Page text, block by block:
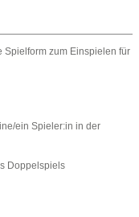
Spielform zum Einspielen für
ein Spieler:in in der
Doppelspiels